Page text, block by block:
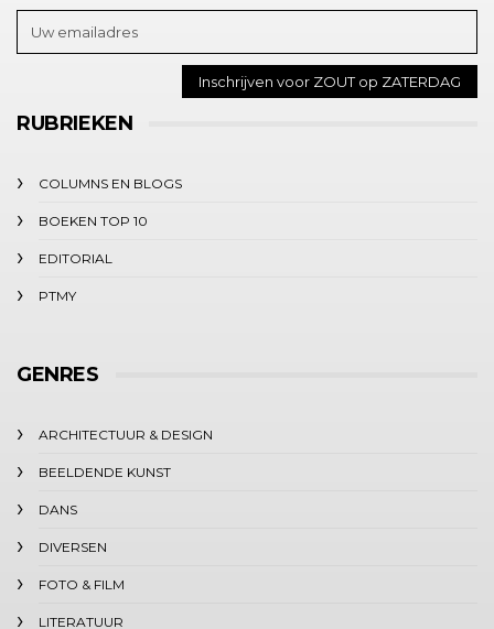
RUBRIEKEN
COLUMNS EN BLOGS
BOEKEN TOP 10
EDITORIAL
PTMY
GENRES
ARCHITECTUUR & DESIGN
BEELDENDE KUNST
DANS
DIVERSEN
FOTO & FILM
LITERATUUR